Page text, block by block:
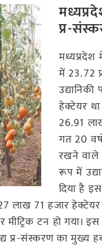
प्र-
मध्यप्रदेश
में 23.72
हेक्टेयर
26.91
गत 20
रखने वाले
रूप में
दिया है
लाख 71 हजार
टन हो गया।
प्र-संस्करण का मुख्य